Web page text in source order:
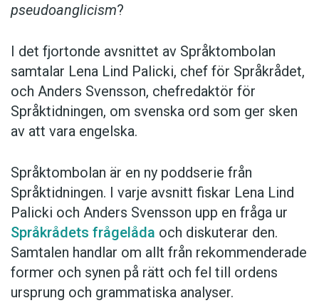
pseudoanglicism?
I det fjortonde avsnittet av Språktombolan
samtalar Lena Lind Palicki, chef för Språkrådet,
och Anders Svensson, chefredaktör för
Språktidningen, om svenska ord som ger sken
av att vara engelska.
Språktombolan är en ny poddserie från
Språktidningen. I varje avsnitt fiskar Lena Lind
Palicki och Anders Svensson upp en fråga ur
Språkrådets frågelåda och diskuterar den.
Samtalen handlar om allt från rekommenderade
former och synen på rätt och fel till ordens
ursprung och grammatiska analyser.